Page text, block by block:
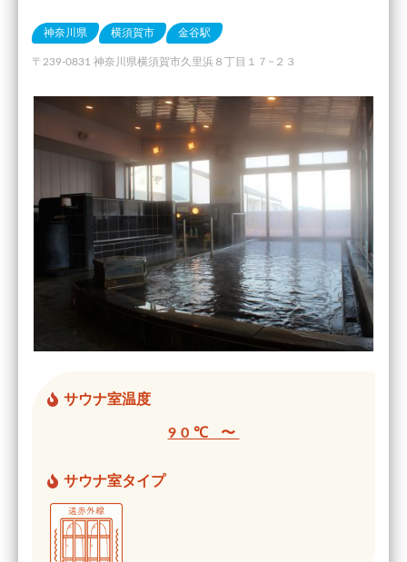
神奈川県 横須賀市 金谷駅
〒239-0831 神奈川県横須賀市久里浜８丁目１７−２３
サウナ室温度
90℃ 〜
サウナ室タイプ